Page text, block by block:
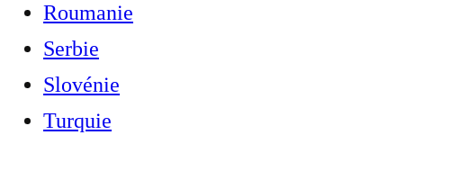
Roumanie
Serbie
Slovénie
Turquie